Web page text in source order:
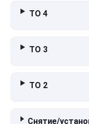
ТО 4
ТО 3
ТО 2
Снятие/